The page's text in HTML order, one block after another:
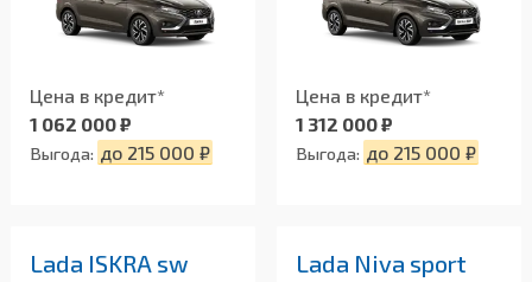
Цена в кредит*
1 062 000 ₽
Выгода: до 215 000 ₽
Цена в кредит*
1 312 000 ₽
Выгода: до 215 000 ₽
Lada ISKRA sw
Lada Niva sport